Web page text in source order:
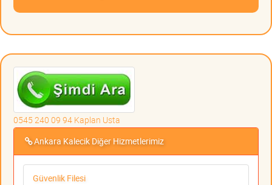
0545 240 09 94 Kaplan Usta
Ankara Kalecik Diğer Hizmetlerimiz
Güvenlik Filesi